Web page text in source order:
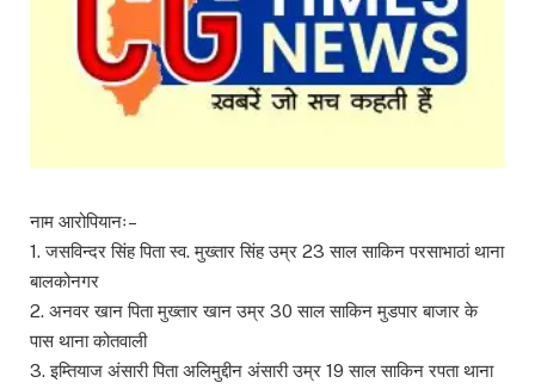
नाम आरोपियानः–
1. जसविन्दर सिंह पिता स्व. मुख्तार सिंह उम्र 23 साल साकिन परसाभाठां थाना
बालकोनगर
2. अनवर खान पिता मुख्तार खान उम्र 30 साल साकिन मुडपार बाजार के
पास थाना कोतवाली
3. इम्तियाज अंसारी पिता अलिमुद्दीन अंसारी उम्र 19 साल साकिन रपता थाना